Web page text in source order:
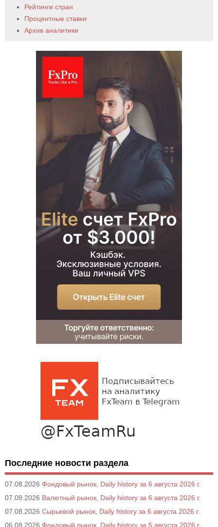
Рейтинги стран
Процентные ставки
Архив аналитики
Последние новости раздела
07.08.2026 Фондовый рынок, Daily history за 6 августа 2026 г.
07.08.2026 Валютный рынок, Daily history за 6 августа 2026 г.
07.08.2026 Сырьевой рынок, Daily history за 6 августа 2026 г.
06.08.2026 Фондовый рынок, Daily history за 5 августа 2026 г.